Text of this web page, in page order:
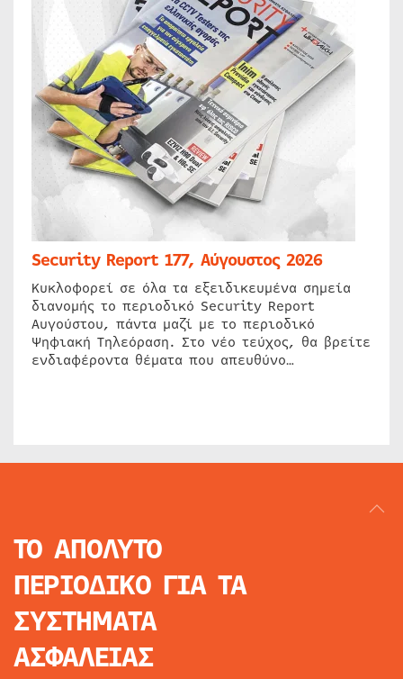
Security Report 177, Αύγουστος 2026
Κυκλοφορεί σε όλα τα εξειδικευμένα σημεία
διανομής το περιοδικό Security Report
Αυγούστου, πάντα μαζί με το περιοδικό
Ψηφιακή Τηλεόραση. Στο νέο τεύχος, θα βρείτε
ενδιαφέροντα θέματα που απευθύνο…
ΤΟ ΑΠΟΛΥΤΟ
ΠΕΡΙΟΔΙΚΟ ΓΙΑ ΤΑ
ΣΥΣΤΗΜΑΤΑ
ΑΣΦΑΛΕΙΑΣ